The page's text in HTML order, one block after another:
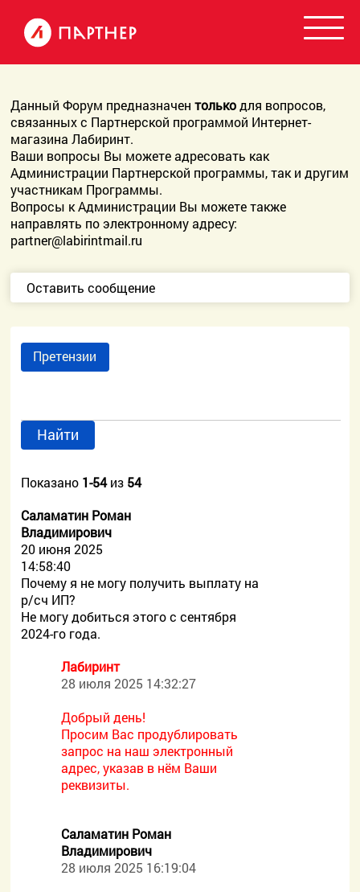
Данный Форум предназначентолькодля вопросов,
связанных с Партнерской программой Интернет-
магазина Лабиринт.
Ваши вопросы Вы можете адресовать как
Администрации Партнерской программы, так и другим
участникам Программы.
Вопросы к Администрации Вы можете также
направлять по электронному адресу:
partner@labirintmail.ru
Оставить сообщение
Претензии
Найти
Показано 1-54из 54
Саламатин Роман
Владимирович
20 июня 2025
14:58:40
Почему я не могу получить выплату на
р/сч ИП?
Не могу добиться этого с сентября
2024-го года.
Лабиринт
28 июля 2025 14:32:27
Добрый день!
Просим Вас продублировать
запрос на наш электронный
адрес, указав в нём Ваши
реквизиты.
Саламатин Роман
Владимирович
28 июля 2025 16:19:04